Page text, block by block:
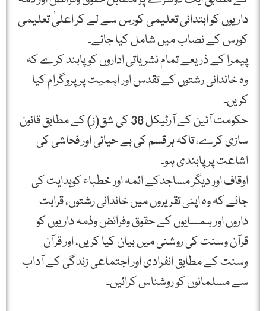
داریوں كو ابتدائی تعلیمی كورس سے لے كر اعلیٰ تعلیمی
كورس كے نصاب میں شامل كیا جائے۔
پیمرا كے ذریعے تمام نشریاتی اداروں كو پابند كرے كہ
وہ خاندانی رشتوں كے تقدس اور اہمیت پر پروگرام كیا
كریں۔
حكومت آئین كے آرٹیكل 38 كی شق(ز) كے مطابق قانون
سازی كرے، تاكہ ہر قسم كی بے حیائی اور فحاشی كی
اشاعت پر پابندی ہو۔
اوقاف اور دیگر مساجدكے ائمہ اور خطباء كوہدایت كی
جائے كہ وہ اپنی تقریروں میں خاندانی رشتوں، قرابت
داروں اور ہمسایوں كے حقوق وفرائض وذمہ داریوں كو
قرآن وسنت كی روشنی میں بیان كیا كریں، اور قرآن
وسنت كے مطابق انفرادی اور اجتماعی زندگی كے آداب
سے مسلمانوں كو روشناس كرائیں۔